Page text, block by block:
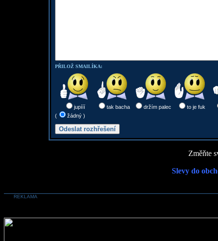
PŘILOŽ SMAILÍKA:
jupííí tak bacha držím palec
to je fuk
(
žádný )
Změňte
Slevy do
REKLAMA